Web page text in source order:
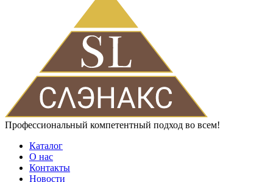
Профессиональный компетентный подход во всем!
Каталог
О нас
Контакты
Новости